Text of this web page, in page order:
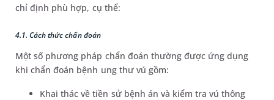
chỉ định phù hợp, cụ thể:
4.1. Cách thức chẩn đoán
Một số phương pháp chẩn đoán thường được ứng dụng
khi chẩn đoán bệnh ung thư vú gồm:
Khai thác về tiền sử bệnh án và kiểm tra vú thông